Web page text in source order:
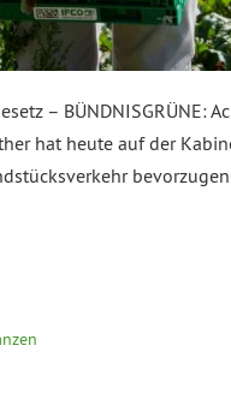
–
hat heute auf der